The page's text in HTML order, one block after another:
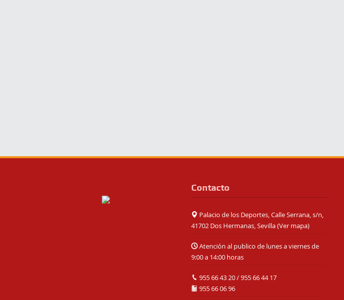
Contacto
Palacio de los Deportes, Calle Serrana, s/n,
41702 Dos Hermanas, Sevilla (Ver mapa)
Atención al publico de lunes a viernes de
9:00 a 14:00 horas
955 66 43 20/955 66 44 17
955 66 06 96